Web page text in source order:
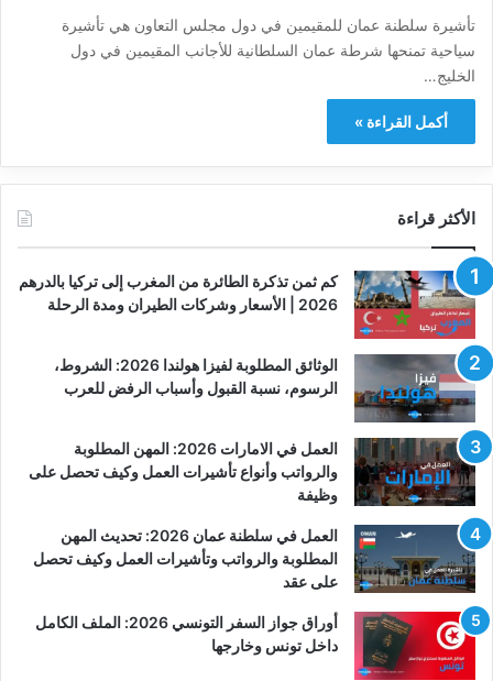
تأشيرة سلطنة عمان للمقيمين في دول مجلس التعاون هي تأشيرة
سياحية تمنحها شرطة عمان السلطانية للأجانب المقيمين في دول
الخليج…
أكمل القراءة »
الأكثر قراءة
كم ثمن تذكرة الطائرة من المغرب إلى تركيا بالدرهم
2026 | الأسعار وشركات الطيران ومدة الرحلة
الوثائق المطلوبة لفيزا هولندا 2026: الشروط،
الرسوم، نسبة القبول وأسباب الرفض للعرب
العمل في الامارات 2026: المهن المطلوبة
والرواتب وأنواع تأشيرات العمل وكيف تحصل على
وظيفة
العمل في سلطنة عمان 2026: تحديث المهن
المطلوبة والرواتب وتأشيرات العمل وكيف تحصل
على عقد
أوراق جواز السفر التونسي 2026: الملف الكامل
داخل تونس وخارجها